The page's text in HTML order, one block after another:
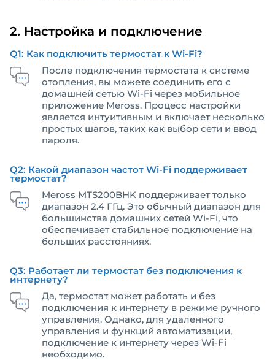
2. Настройка и подключение
Q1: Как подключить термостат к Wi-Fi?
После подключения термостата к системе
отопления, вы можете соединить его с
домашней сетью Wi-Fi через мобильное
приложение Meross. Процесс настройки
является интуитивным и включает несколько
простых шагов, таких как выбор сети и ввод
пароля.
Q2: Какой диапазон частот Wi-Fi поддерживает
термостат?
Meross MTS200BHK поддерживает только
диапазон 2.4 ГГц. Это обычный диапазон для
большинства домашних сетей Wi-Fi, что
обеспечивает стабильное подключение на
больших расстояниях.
Q3: Работает ли термостат без подключения к
интернету?
Да, термостат может работать и без
подключения к интернету в режиме ручного
управления. Однако, для удаленного
управления и функций автоматизации,
подключение к интернету через Wi-Fi
необходимо.